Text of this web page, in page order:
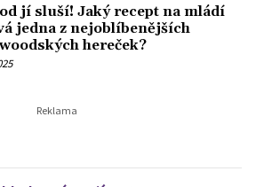
jí sluší! Jaký recept na mládí
jedna z nejoblíbenějších
hereček?